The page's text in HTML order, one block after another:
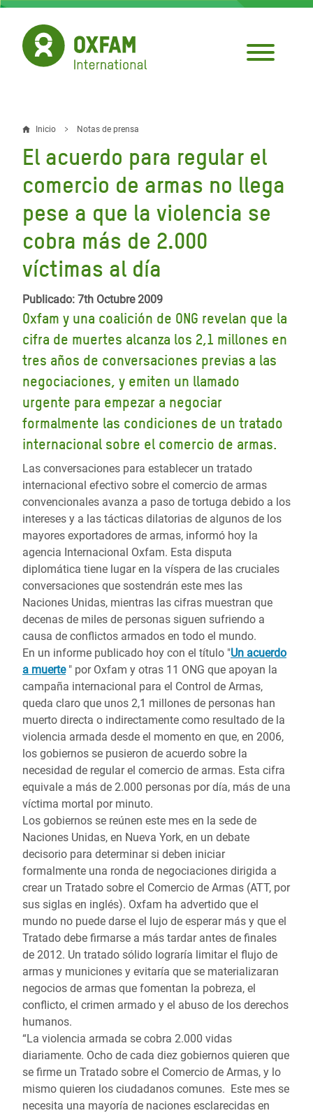
Pasar
contenido
principal
Sobrescribir
enlaces
de
ayuda
a
la
navegación
Inicio Notas de prensa
El acuerdo para regular el
comercio de armas no llega
pese a que la violencia se
cobra más de 2.000
víctimas al día
Publicado: 7th Octubre 2009
Oxfam y una coalición de ONG revelan que la
cifra de muertes alcanza los 2,1 millones en
tres años de conversaciones previas a las
negociaciones, y emiten un llamado
urgente para empezar a negociar
formalmente las condiciones de un tratado
internacional sobre el comercio de armas.
Las conversaciones para establecer un tratado
internacional efectivo sobre el comercio de armas
convencionales avanza a paso de tortuga debido a los
intereses y a las tácticas dilatorias de algunos de los
mayores exportadores de armas, informó hoy la
agencia Internacional Oxfam. Esta disputa
diplomática tiene lugar en la víspera de las cruciales
conversaciones que sostendrán este mes las
Naciones Unidas, mientras las cifras muestran que
decenas de miles de personas siguen sufriendo a
causa de conflictos armados en todo el mundo.
En un informe publicado hoy con el título "Un acuerdo
a muerte" por Oxfam y otras 11 ONG que apoyan la
campaña internacional para el Control de Armas,
queda claro que unos 2,1 millones de personas han
muerto directa o indirectamente como resultado de la
violencia armada desde el momento en que, en 2006,
los gobiernos se pusieron de acuerdo sobre la
necesidad de regular el comercio de armas. Esta cifra
equivale a más de 2.000 personas por día, más de una
víctima mortal por minuto.
Los gobiernos se reúnen este mes en la sede de
Naciones Unidas, en Nueva York, en un debate
decisorio para determinar si deben iniciar
formalmente una ronda de negociaciones dirigida a
crear un Tratado sobre el Comercio de Armas (ATT, por
sus siglas en inglés). Oxfam ha advertido que el
mundo no puede darse el lujo de esperar más y que el
Tratado debe firmarse a más tardar antes de finales
de 2012. Un tratado sólido lograría limitar el flujo de
armas y municiones y evitaría que se materializaran
negocios de armas que fomentan la pobreza, el
conflicto, el crimen armado y el abuso de los derechos
humanos.
“La violencia armada se cobra 2.000 vidas
diariamente. Ocho de cada diez gobiernos quieren que
se firme un Tratado sobre el Comercio de Armas, y lo
mismo quieren los ciudadanos comunes. Este mes se
necesita una mayoría de naciones esclarecidas en